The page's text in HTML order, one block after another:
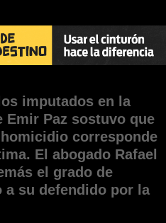
imputados en la
Emir Paz sostuvo que
corresponde
El abogado Rafael
el grado de
su defendido por la